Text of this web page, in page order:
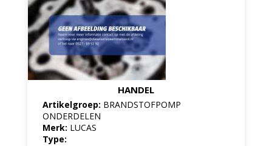
HANDEL
Artikelgroep: BRANDSTOFPOMP
ONDERDELEN
Merk: LUCAS
Type: